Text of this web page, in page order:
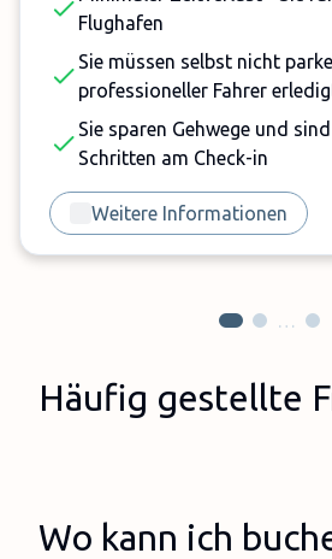
Flughafen
Sie müssen selbst nicht
professioneller Fahrer
Sie sparen Gehwege und
Schritten am Check-in
Weitere Informationen
…
Häufig gestellte
Wo kann ich